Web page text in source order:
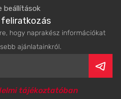
beállítások
feliratkozás
hogy naprakész információkat
ajánlatainkról.
tájékoztatóban